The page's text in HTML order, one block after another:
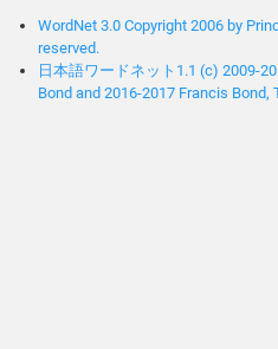
WordNet 3.0 Copyright 2006 by
reserved.
日本語ワードネット1.1 (c) 2009-
Bond and 2016-2017 Francis Bond,